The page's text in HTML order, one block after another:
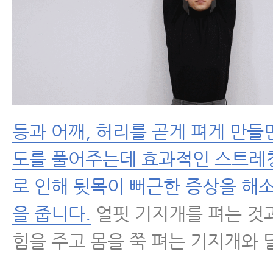
등과 어깨, 허리를 곧게 펴게 만들
도를 풀어주는데 효과적인 스트레
로 인해 뒷목이 뻐근한 증상을 해
을 줍니다. 얼핏 기지개를 펴는 것
힘을 주고 몸을 쭉 펴는 기지개와